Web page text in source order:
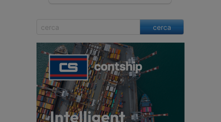
cerca